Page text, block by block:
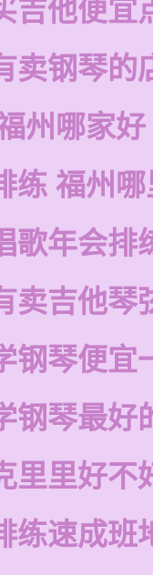
吉他便宜
卖钢琴的
州哪家好
练 福州
歌年会排
卖吉他琴
钢琴便宜
钢琴最好
里里好不
练速成班